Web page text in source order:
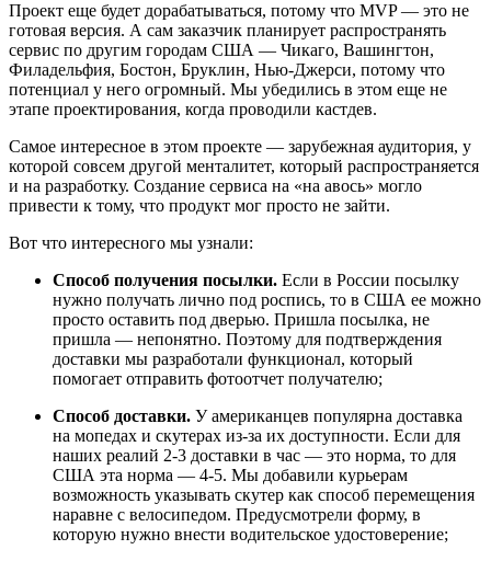
Проект еще будет дорабатываться, потому что MVP — это не
готовая версия. А сам заказчик планирует распространять
сервис по другим городам США — Чикаго, Вашингтон,
Филадельфия, Бостон, Бруклин, Нью-Джерси, потому что
потенциал у него огромный. Мы убедились в этом еще не
этапе проектирования, когда проводили кастдев.
Самое интересное в этом проекте — зарубежная аудитория, у
которой совсем другой менталитет, который распространяется
и на разработку. Создание сервиса на «на авось» могло
привести к тому, что продукт мог просто не зайти.
Вот что интересного мы узнали:
Способ получения посылки. Если в России посылку
нужно получать лично под роспись, то в США ее можно
просто оставить под дверью. Пришла посылка, не
пришла — непонятно. Поэтому для подтверждения
доставки мы разработали функционал, который
помогает отправить фотоотчет получателю;
Способ доставки. У американцев популярна доставка
на мопедах и скутерах из-за их доступности. Если для
наших реалий 2-3 доставки в час — это норма, то для
США эта норма — 4-5. Мы добавили курьерам
возможность указывать скутер как способ перемещения
наравне с велосипедом. Предусмотрели форму, в
которую нужно внести водительское удостоверение;